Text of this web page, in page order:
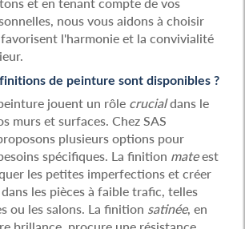
nous vous aidons à choisir
l'harmonie et la convivialité
de peinture sont disponibles ?
jouent un rôle crucialdans le
murs et surfaces. Chez SAS
plusieurs options pour
spécifiques. La finition mateest
les petites imperfections et créer
les pièces à faible trafic, telles
ou les salons. La finition satinée, en